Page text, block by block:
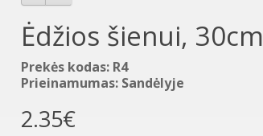
Ėdžios šienui, 30cm
Prekės kodas: R4
Prieinamumas: Sandėlyje
2.35€